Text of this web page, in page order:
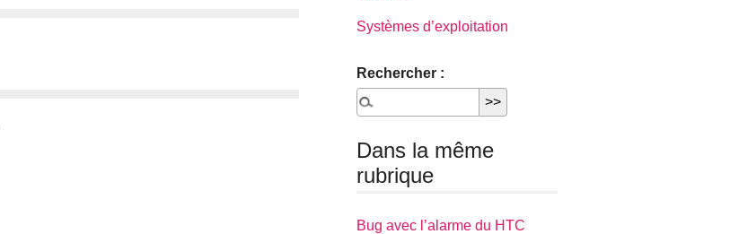
Systèmes d’exploitation
Rechercher :
Dans la même
rubrique
Bug avec l’alarme du HTC